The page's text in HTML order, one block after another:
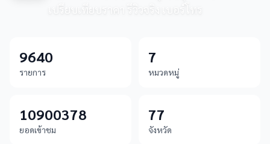
เปรียบเทียบราคา รีวิวจริง เบอร์โทร
9640
รายการ
7
หมวดหมู่
10900378
ยอดเข้าชม
77
จังหวัด